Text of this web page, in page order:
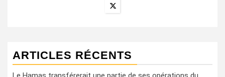
ARTICLES RÉCENTS